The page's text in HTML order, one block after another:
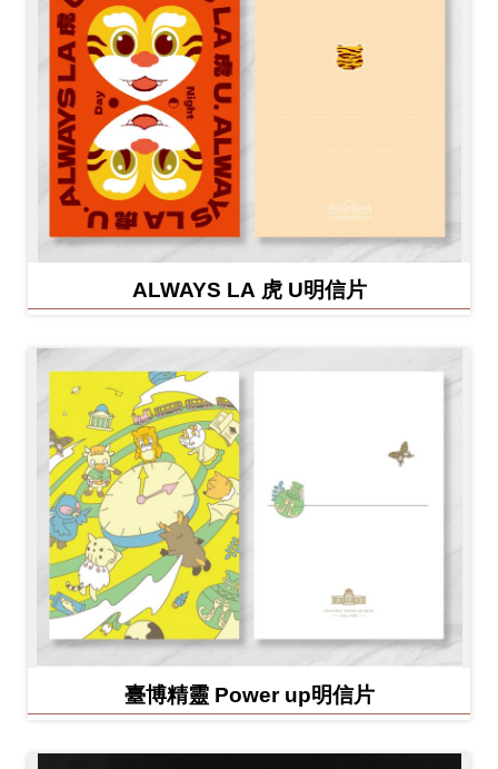
ALWAYS LA 虎 U明信片
臺博精靈 Power up明信片